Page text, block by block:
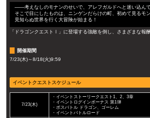
――考えなしのモナンのせいで、アレフガルドへと迷い込んで
そこで目にしたものは、ニンゲンだらけの町、初めて見るモン
見知らぬ世界を行く大冒険が始まる！
「ドラゴンクエストⅠ」に登場する強敵を倒し、さまざまな報
開催期間
7/23(木)～8/18(火)9:59
イベントクエストスケジュール
7/23(木)
・イベントストーリークエスト1、2、3章
・イベントログインボーナス 第1弾
・ボスバトル ドラゴン、ゴーレム
・イベントバトルロード